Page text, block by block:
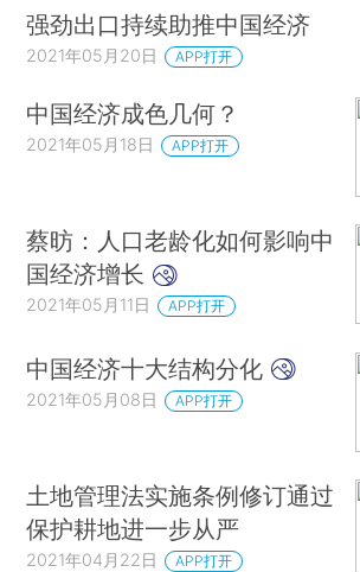
强劲出口持续助推中国经济
2021年05月20日 APP打开
中国经济成色几何？
2021年05月18日 APP打开
蔡昉：人口老龄化如何影响中
国经济增长
2021年05月11日 APP打开
中国经济十大结构分化
2021年05月08日 APP打开
土地管理法实施条例修订通过
保护耕地进一步从严
2021年04月22日 APP打开